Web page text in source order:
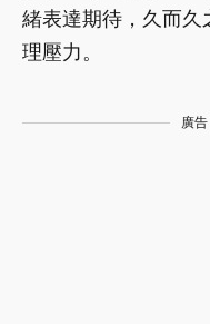
緒表達期待，久而
理壓力。
廣